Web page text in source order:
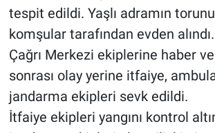
tespit edildi. Yaşlı adramın
komşular tarafından evden
Çağrı Merkezi ekiplerine haber
sonrası olay yerine itfaiye,
jandarma ekipleri sevk edildi.
İtfaiye ekipleri yangını kontrol